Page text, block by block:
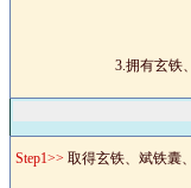
3.拥有玄铁
Step1>> 取得玄铁、斌铁囊